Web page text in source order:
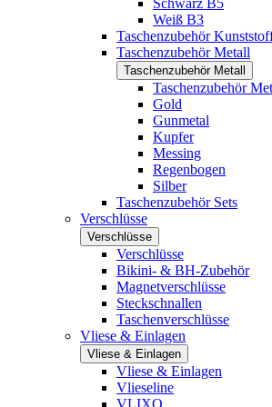
Schwarz B5
Weiß B3
Taschenzubehör
Taschenzubehör Metall
Taschenzubehör Metall
Taschenzubehör
Gold
Gunmetal
Kupfer
Messing
Regenbogen
Silber
Taschenzubehör Sets
Verschlüsse
Verschlüsse
Verschlüsse
Bikini- & BH-Zubehör
Magnetverschlüsse
Steckschnallen
Taschenverschlüsse
Vliese & Einlagen
Vliese & Einlagen
Vliese & Einlagen
Vlieseline
VLIXO